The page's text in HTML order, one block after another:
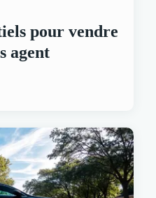
pour vendre
agent